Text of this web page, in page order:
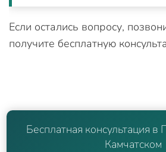
Если остались вопросу,
получите бесплатную
Бесплатная консультация в
Камчатском